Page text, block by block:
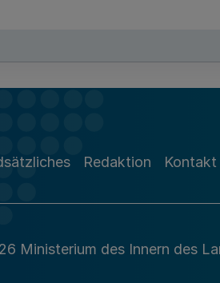
Redaktion Kontakt
Ministerium des Innern des